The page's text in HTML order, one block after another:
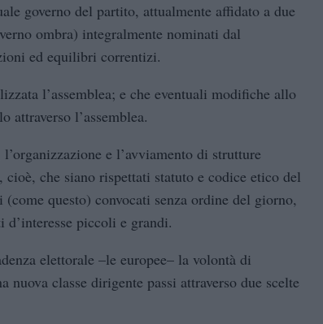
governo del partito, attualmente affidato a due
ombra) integralmente nominati dal
ed equilibri correntizi.
l’assemblea; e che eventuali modifiche allo
attraverso l’assemblea.
e l’avviamento di strutture
che siano rispettati statuto e codice etico del
questo) convocati senza ordine del giorno,
piccoli e grandi.
elettorale –le europee– la volontà di
nuova classe dirigente passi attraverso due scelte